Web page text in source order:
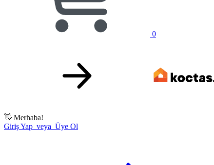
0
👋 Merhaba!
Giriş Yap veya Üye Ol